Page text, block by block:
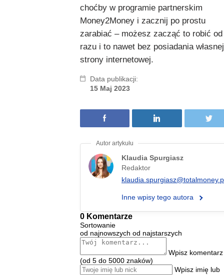
choćby w programie partnerskim
Money2Money i zacznij po prostu
zarabiać – możesz zacząć to robić od
razu i to nawet bez posiadania własnej
strony internetowej.
Data publikacji:
15 Maj 2023
Klaudia Spurgiasz
Redaktor
Inne wpisy tego autora
0 Komentarze
Sortowanie
od najnowszych od najstarszych
Wpisz komentarz
(od 5 do 5000 znaków)
Wpisz imię lub